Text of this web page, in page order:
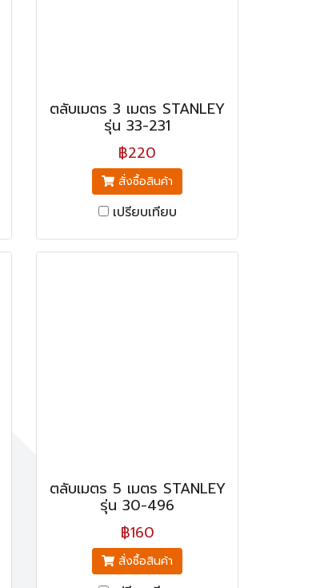
ตลับเมตร 3 เมตร STANLEY
รุ่น 33-231
฿220
สั่งซื้อสินค้า
เปรียบเทียบ
ตลับเมตร 5 เมตร STANLEY
รุ่น 30-496
฿160
สั่งซื้อสินค้า